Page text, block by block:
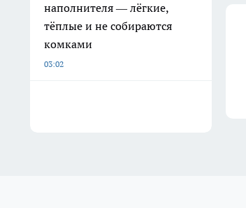
наполнителя — лёгкие,
тёплые и не собираются
комками
03:02